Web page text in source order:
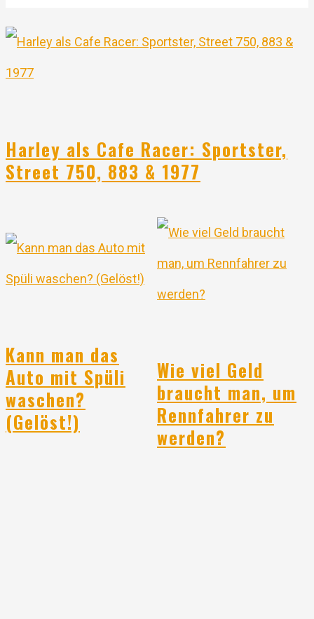
Harley als Cafe Racer: Sportster,
Street 750, 883 & 1977
Kann man das
Auto mit Spüli
waschen?
(Gelöst!)
Wie viel Geld
braucht man, um
Rennfahrer zu
werden?